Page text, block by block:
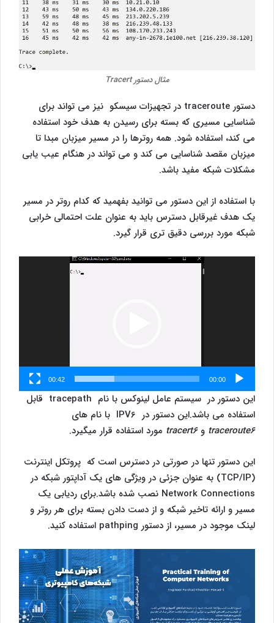
مثال دستور Tracert
دستور traceroute در تجهیزات سیسکو نیز می تواند برای
شناسایی مسیری که بسته برای رسیدن به هدف خود استفاده
می کند، استفاده شود. همه روترها را در مسیر میزبان مبدا تا
میزبان مقصد شناسایی می کند و می تواند در هنگام عیب یابی
مشکلات شبکه مفید باشد.
با استفاده از این دستور می توانید بفهمید که کدام روتر در مسیر
یک هدف غیرقابل دسترس باید به عنوان علت احتمالی خرابی
شبکه مورد بررسی دقیق تری قرار گیرد.
00:00
00:42
این دستور در سیستم عامل لینوکس با نام tracepath قابل
استفاده می باشد.این دستور در IPV6 با نام های
traceroute6 وtracert6 مورد استفاده قرار میگیرد.
این دستور تنها در صورتی در دسترس است که پروتکل اینترنت
(TCP/IP) به عنوان جزئی در ویژگی های یک آداپتور شبکه در
Network Connections نصب شده باشد.برای ردیابی یک
مسیر و ارائه تاخیر شبکه و از دست دادن بسته برای هر روتر و
لینک موجود در مسیر، از دستور pathping استفاده کنید.